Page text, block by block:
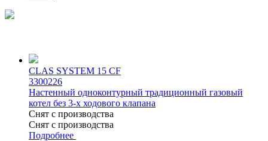
CLAS SYSTEM 15 CF
3300226
Настенный одноконтурный традиционный газовый
котел без 3-х ходового клапана
Снят с производства
Снят с производства
Подробнее